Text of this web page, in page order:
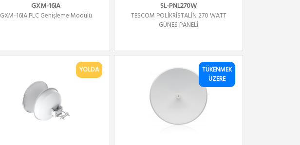
GXM-16IA
GXM-16IA PLC Genişleme Modülü
SL-PNL270W
TESCOM POLİKRİSTALİN 270 WATT
GÜNEŞ PANELİ
YOLDA
TÜKENMEK
ÜZERE